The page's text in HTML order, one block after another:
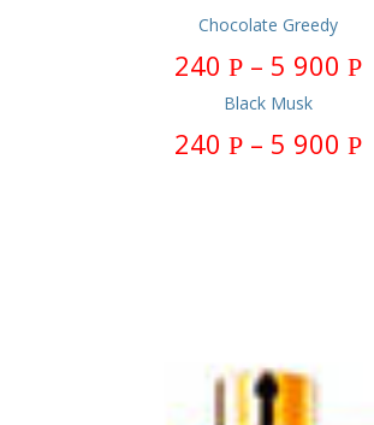
Chocolate Greedy
240 Р – 5 900 Р
Black Musk
240 Р – 5 900 Р